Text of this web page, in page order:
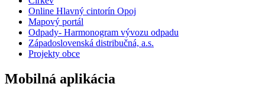
Online Hlavný cintorín Opoj
Mapový portál
Odpady- Harmonogram vývozu odpadu
Západoslovenská distribučná, a.s.
Projekty obce
Mobilná aplikácia